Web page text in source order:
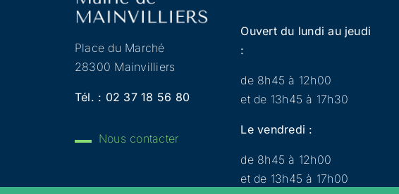
Place du Marché
28300 Mainvilliers
Tél. : 02 37 18 56 80
Nous contacter
Ouvert du lundi au jeudi
:
de 8h45 à 12h00
et de 13h45 à 17h30
Le vendredi :
de 8h45 à 12h00
et de 13h45 à 17h00